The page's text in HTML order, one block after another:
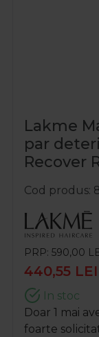
Lakme
par
Recover
Cod produs
PRP: 590,00
440,55 LEI
In stoc
Doar 1 mai
foarte